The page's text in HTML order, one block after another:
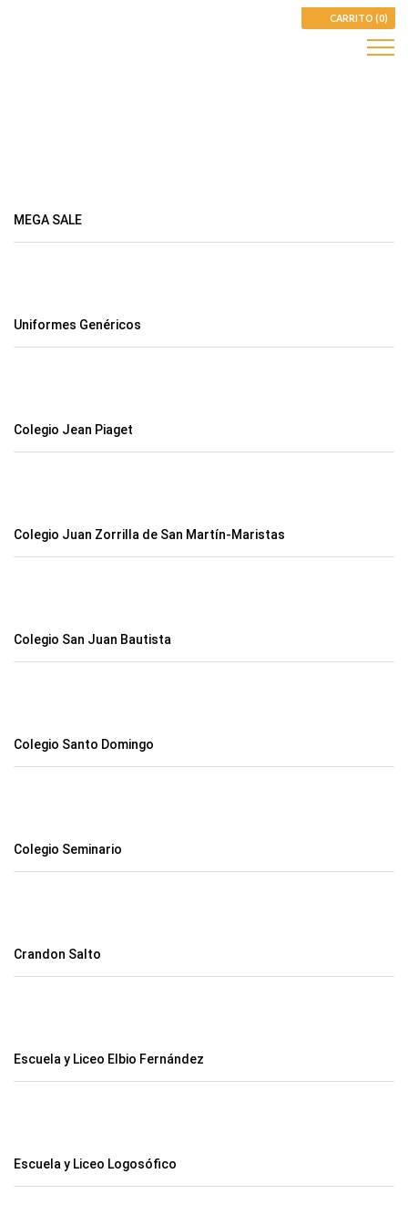
CARRITO (0)
MEGA SALE
Uniformes Genéricos
Colegio Jean Piaget
Colegio Juan Zorrilla de San Martín-Maristas
Colegio San Juan Bautista
Colegio Santo Domingo
Colegio Seminario
Crandon Salto
Escuela y Liceo Elbio Fernández
Escuela y Liceo Logosófico